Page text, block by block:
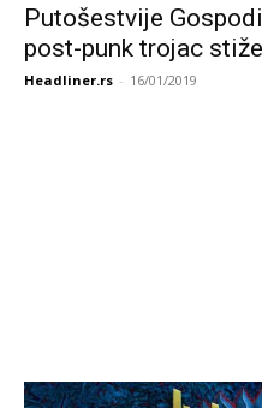
Putošestvije
post-punk trojac
Headliner.rs - 16/01/2019